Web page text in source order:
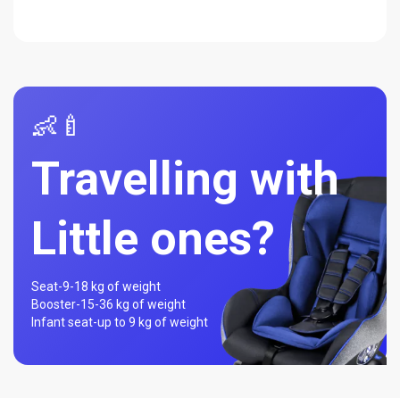
👶🍼
Travelling with
Little ones?
Seat-9-18 kg of weight
Booster-15-36 kg of weight
Infant seat-up to 9 kg of weight